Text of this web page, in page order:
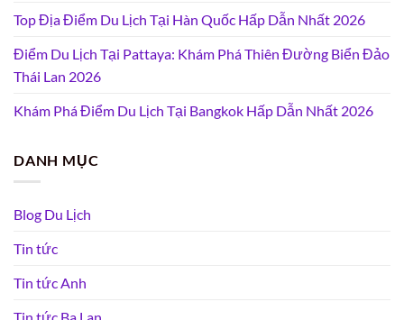
Top Địa Điểm Du Lịch Tại Hàn Quốc Hấp Dẫn Nhất 2026
Điểm Du Lịch Tại Pattaya: Khám Phá Thiên Đường Biển Đảo
Thái Lan 2026
Khám Phá Điểm Du Lịch Tại Bangkok Hấp Dẫn Nhất 2026
DANH MỤC
Blog Du Lịch
Tin tức
Tin tức Anh